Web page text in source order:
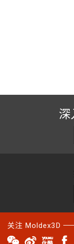
深
关注 Moldex3D